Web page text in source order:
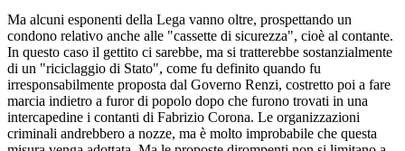
Ma alcuni esponenti della Lega vanno oltre, prospettando un
condono relativo anche alle "cassette di sicurezza", cioè al contante.
In questo caso il gettito ci sarebbe, ma si tratterebbe sostanzialmente
di un "riciclaggio di Stato", come fu definito quando fu
irresponsabilmente proposta dal Governo Renzi, costretto poi a fare
marcia indietro a furor di popolo dopo che furono trovati in una
intercapedine i contanti di Fabrizio Corona. Le organizzazioni
criminali andrebbero a nozze, ma è molto improbabile che questa